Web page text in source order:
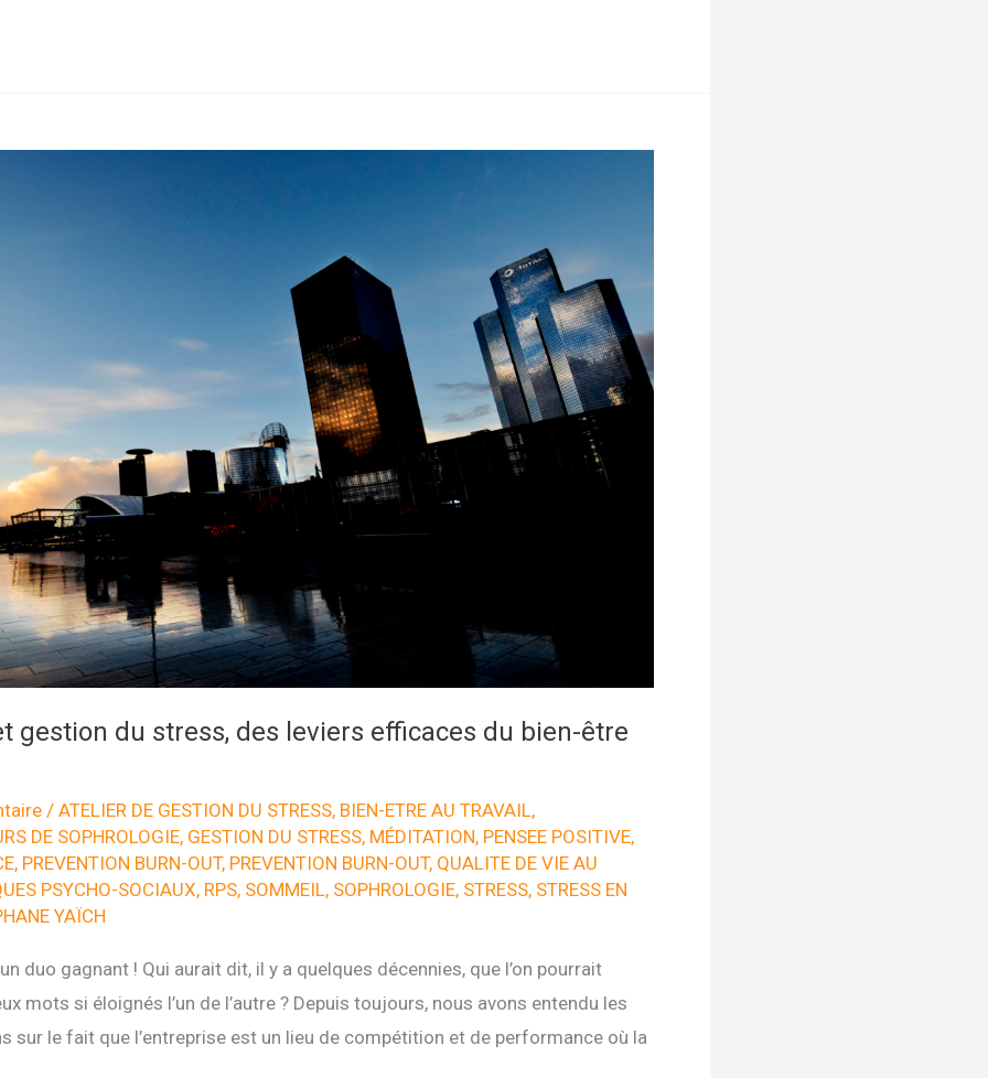
gestion du stress, des leviers efficaces du bien-être
/ ATELIER DE GESTION DU STRESS, BIEN-ETRE AU TRAVAIL,
DE SOPHROLOGIE, GESTION DU STRESS, MÉDITATION, PENSEE POSITIVE,
, PREVENTION BURN-OUT, PREVENTION BURN-OUT, QUALITE DE VIE AU
PSYCHO-SOCIAUX, RPS, SOMMEIL, SOPHROLOGIE, STRESS, STRESS EN
YAÏCH
duo gagnant ! Qui aurait dit, il y a quelques décennies, que l’on pourrait
mots si éloignés l’un de l’autre ? Depuis toujours, nous avons entendu les
sur le fait que l’entreprise est un lieu de compétition et de performance où la